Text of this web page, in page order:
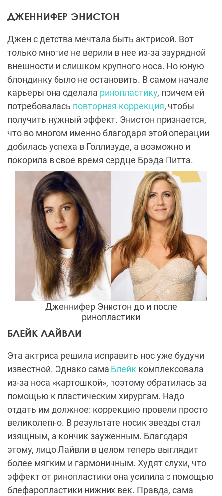
ДЖЕННИФЕР ЭНИСТОН
Джен с детства мечтала быть актрисой. Вот
только многие не верили в нее из-за заурядной
внешности и слишком крупного носа. Но юную
блондинку было не остановить. В самом начале
карьеры она сделала ринопластику, причем ей
потребовалась повторная коррекция, чтобы
получить нужный эффект. Энистон признается,
что во многом именно благодаря этой операции
добилась успеха в Голливуде, а возможно и
покорила в свое время сердце Брэда Питта.
Дженнифер Энистон до и после
ринопластики
БЛЕЙК ЛАЙВЛИ
Эта актриса решила исправить нос уже будучи
известной. Однако сама Блейк комплексовала
из-за носа «картошкой», поэтому обратилась за
помощью к пластическим хирургам. Надо
отдать им должное: коррекцию провели просто
великолепно. В результате носик звезды стал
изящным, а кончик зауженным. Благодаря
этому, лицо Лайвли в целом теперь выглядит
более мягким и гармоничным. Худят слухи, что
эффект от ринопластики она усилила с помощью
блефаропластики нижних век. Правда, сама